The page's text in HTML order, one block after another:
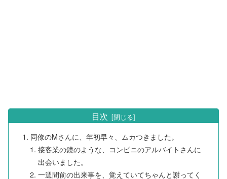
目次
同僚のMさんに、年初早々、ムカつきました。
接客業の鏡のような、コンビニのアルバイトさんに
出会いました。
一週間前の出来事を、覚えていてちゃんと謝ってく